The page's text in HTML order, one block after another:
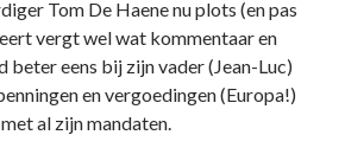
Tom De Haene nu plots (en pas
vergt wel wat kommentaar en
beter eens bij zijn vader (Jean-Luc)
en vergoedingen (Europa!)
al zijn mandaten.